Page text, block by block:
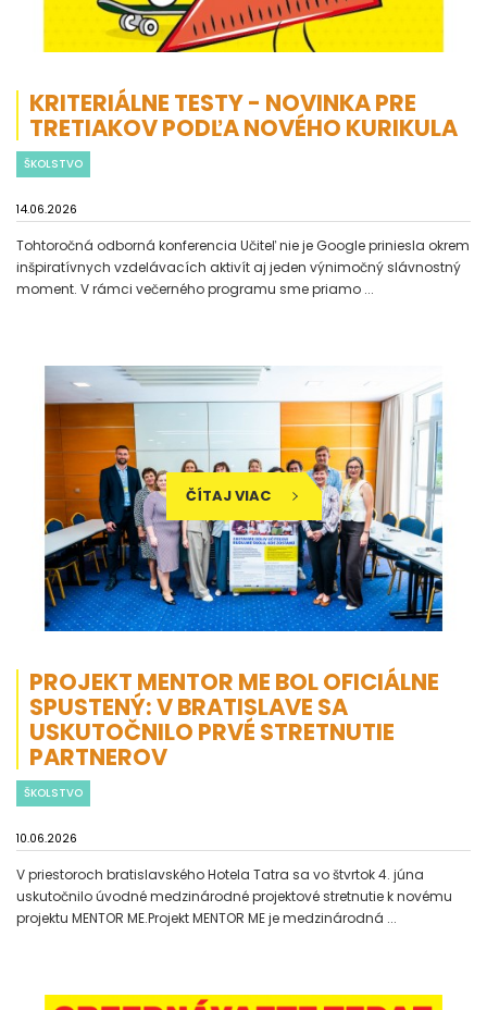
KRITERIÁLNE TESTY - NOVINKA PRE
TRETIAKOV PODĽA NOVÉHO KURIKULA
ŠKOLSTVO
14.06.2026
Tohtoročná odborná konferencia Učiteľ nie je Google priniesla okrem
inšpiratívnych vzdelávacích aktivít aj jeden výnimočný slávnostný
moment. V rámci večerného programu sme priamo ...
ČÍTAJ VIAC
PROJEKT MENTOR ME BOL OFICIÁLNE
SPUSTENÝ: V BRATISLAVE SA
USKUTOČNILO PRVÉ STRETNUTIE
PARTNEROV
ŠKOLSTVO
10.06.2026
V priestoroch bratislavského Hotela Tatra sa vo štvrtok 4. júna
uskutočnilo úvodné medzinárodné projektové stretnutie k novému
projektu MENTOR ME.Projekt MENTOR ME je medzinárodná ...